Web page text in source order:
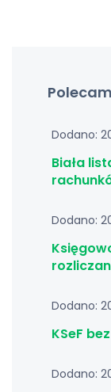
Dodano:
Biała
Dodano:
Dodano:
KSeF
Dodano: